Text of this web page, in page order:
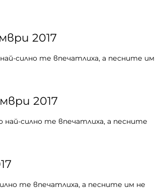
2017
силно те впечатлиха, а песните им
2017
силно те впечатлиха, а песните
те впечатлиха, а песните им не